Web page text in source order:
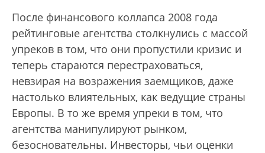
После финансового коллапса 2008 года
рейтинговые агентства столкнулись с массой
упреков в том, что они пропустили кризис и
теперь стараются перестраховаться,
невзирая на возражения заемщиков, даже
настолько влиятельных, как ведущие страны
Европы. В то же время упреки в том, что
агентства манипулируют рынком,
безосновательны. Инвесторы, чьи оценки